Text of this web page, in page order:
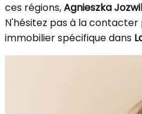
ces régions,Agnieszka
N'hésitez pas à la
immobilier spécifique dans